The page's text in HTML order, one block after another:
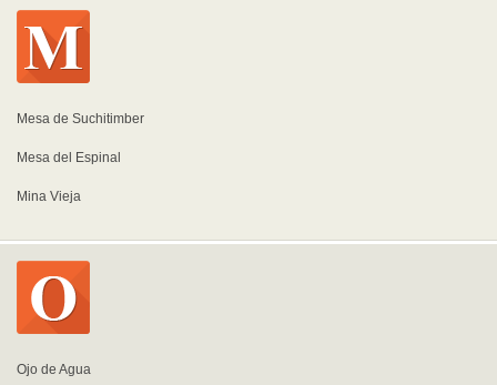
Mesa de Suchitimber
Mesa del Espinal
Mina Vieja
Ojo de Agua